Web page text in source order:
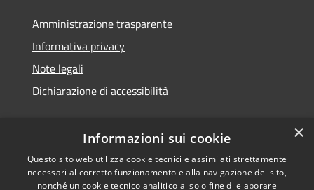
Amministrazione trasparente
Informativa privacy
Note legali
Dichiarazione di accessibilità
×
Informazioni sui cookie
Questo sito web utilizza cookie tecnici e assimilati strettamente
necessari al corretto funzionamento e alla navigazione del sito,
nonché un cookie tecnico analitico al solo fine di elaborare